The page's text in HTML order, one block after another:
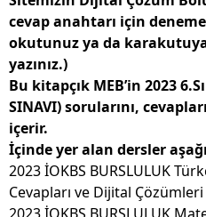
cevap anahtarı için
okutunuz ya da
yazınız.)
Bu kitapçık MEB’in 2023
SINAVI) sorularını,
içerir.
İçinde yer alan dersler
2023 İOKBS BURSLULUK
Cevapları ve Dijital Çözümleri